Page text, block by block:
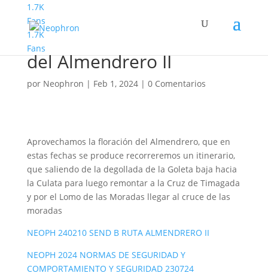
1.7K
Fans
1.7K
Fans
Senderismo Basico Ruta
del Almendrero II
por Neophron | Feb 1, 2024| 0 Comentarios
Aprovechamos la floración del Almendrero, que en
estas fechas se produce recorreremos un itinerario,
que saliendo de la degollada de la Goleta baja hacia
la Culata para luego remontar a la Cruz de Timagada
y por el Lomo de las Moradas llegar al cruce de las
moradas
NEOPH 240210 SEND B RUTA ALMENDRERO II
NEOPH 2024 NORMAS DE SEGURIDAD Y
COMPORTAMIENTO Y SEGURIDAD 230724